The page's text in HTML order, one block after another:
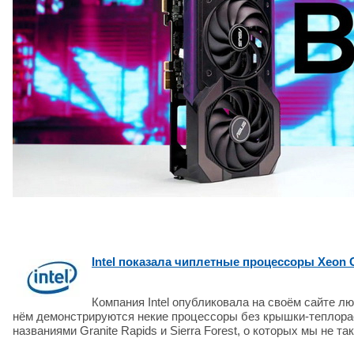
Intel показала чиплетные процессоры
Компания Intel опубликовала на своём сайте
нём демонстрируются некие процессоры без крышки-
названиями Granite Rapids и Sierra Forest, о которых мы не